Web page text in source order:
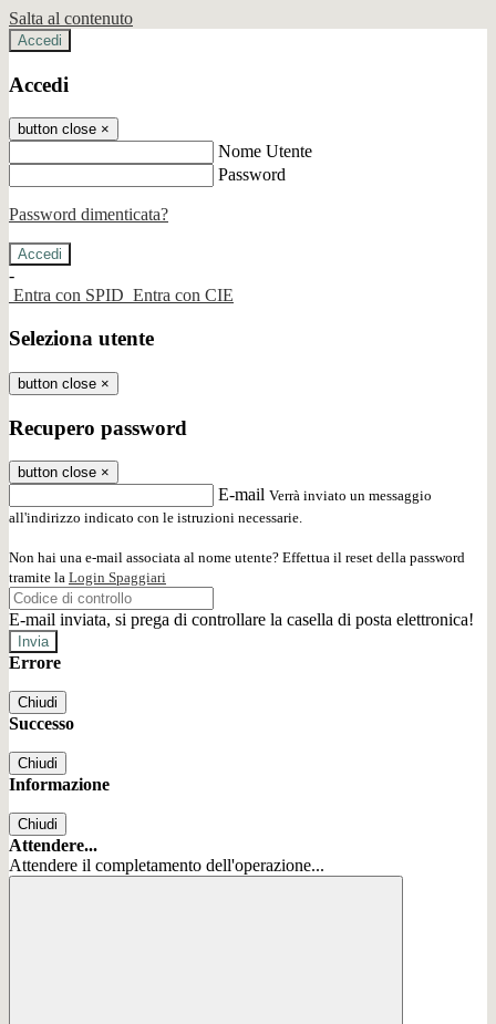
Salta al contenuto
Accedi
Accedi
button close ×
Nome Utente
Password
Password dimenticata?
-
Entra con SPID Entra con CIE
Seleziona utente
button close ×
Recupero password
button close ×
E-mail Verrà inviato un messaggio
all'indirizzo indicato con le istruzioni necessarie.
Non hai una e-mail associata al nome utente? Effettua il reset della password
tramite la Login Spaggiari
E-mail inviata, si prega di controllare la casella di posta elettronica!
Errore
Chiudi
Successo
Chiudi
Informazione
Chiudi
Attendere...
Attendere il completamento dell'operazione...